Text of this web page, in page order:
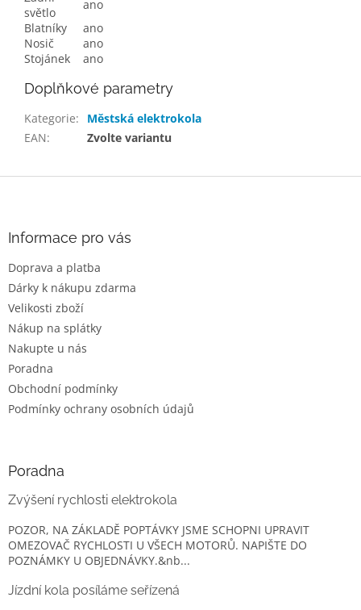
světlo
ano
Blatníky
ano
Nosič
ano
Stojánek
ano
Doplňkové parametry
Kategorie:
Městská elektrokola
EAN: Zvolte variantu
Informace pro vás
Doprava a platba
Dárky k nákupu zdarma
Velikosti zboží
Nákup na splátky
Nakupte u nás
Poradna
Obchodní podmínky
Podmínky ochrany osobních údajů
Poradna
Zvýšení rychlosti elektrokola
POZOR, NA ZÁKLADĚ POPTÁVKY JSME SCHOPNI UPRAVIT
OMEZOVAČ RYCHLOSTI U VŠECH MOTORŮ. NAPIŠTE DO
POZNÁMKY U OBJEDNÁVKY.&nb...
Jízdní kola posíláme seřízená